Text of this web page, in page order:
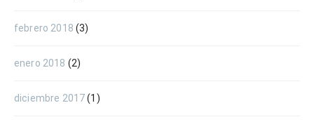
febrero 2018 (3)
enero 2018 (2)
diciembre 2017(1)